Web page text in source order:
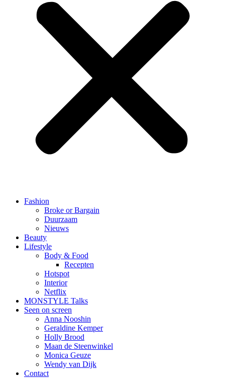
Fashion
Broke or Bargain
Duurzaam
Nieuws
Beauty
Lifestyle
Body & Food
Recepten
Hotspot
Interior
Netflix
MONSTYLE Talks
Seen on screen
Anna Nooshin
Geraldine Kemper
Holly Brood
Maan de Steenwinkel
Monica Geuze
Wendy van Dijk
Contact